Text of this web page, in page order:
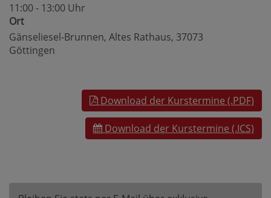
11:00 - 13:00 Uhr
Ort
Gänseliesel-Brunnen, Altes Rathaus, 37073
Göttingen
Download der Kurstermine (.PDF)
Download der Kurstermine (.ICS)